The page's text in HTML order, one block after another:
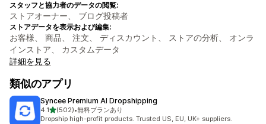
スタッフと協力者のデータの閲覧:
ストアオーナー、 ブログ投稿者
ストアデータを表示および編集:
お客様、 商品、 注文、 ディスカウント、 ストアの分析、 オンラ
インストア、 カスタムデータ
詳細を見る
類似のアプリ
Syncee Premium AI Dropshipping
4.15つ星中
(502)
合計レビュー数：502件
•無料プランあり
Dropship high-profit products. Trusted US, EU, UK+ suppliers.